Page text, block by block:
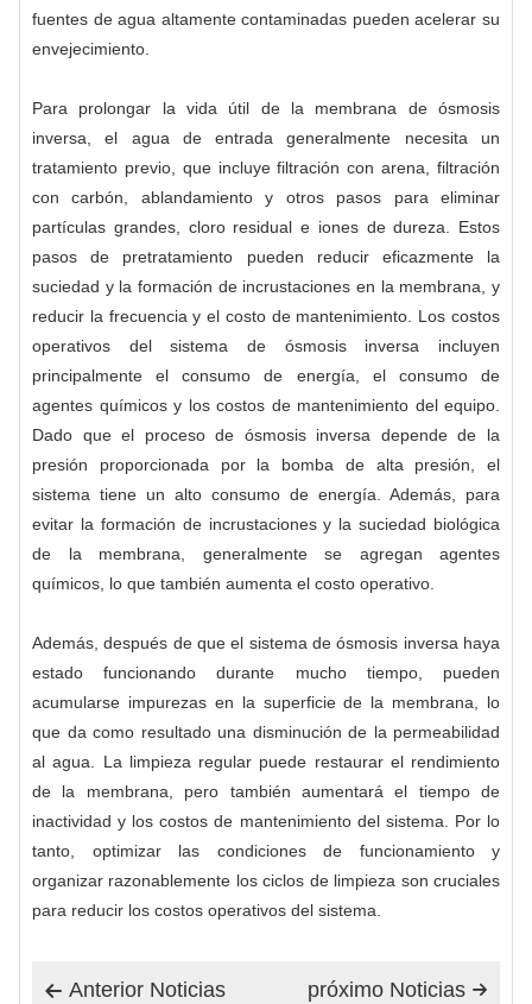
fuentes de agua altamente contaminadas pueden acelerar su
envejecimiento.
Para prolongar la vida útil de la membrana de ósmosis
inversa, el agua de entrada generalmente necesita un
tratamiento previo, que incluye filtración con arena, filtración
con carbón, ablandamiento y otros pasos para eliminar
partículas grandes, cloro residual e iones de dureza. Estos
pasos de pretratamiento pueden reducir eficazmente la
suciedad y la formación de incrustaciones en la membrana, y
reducir la frecuencia y el costo de mantenimiento. Los costos
operativos del sistema de ósmosis inversa incluyen
principalmente el consumo de energía, el consumo de
agentes químicos y los costos de mantenimiento del equipo.
Dado que el proceso de ósmosis inversa depende de la
presión proporcionada por la bomba de alta presión, el
sistema tiene un alto consumo de energía. Además, para
evitar la formación de incrustaciones y la suciedad biológica
de la membrana, generalmente se agregan agentes
químicos, lo que también aumenta el costo operativo.
Además, después de que el sistema de ósmosis inversa haya
estado funcionando durante mucho tiempo, pueden
acumularse impurezas en la superficie de la membrana, lo
que da como resultado una disminución de la permeabilidad
al agua. La limpieza regular puede restaurar el rendimiento
de la membrana, pero también aumentará el tiempo de
inactividad y los costos de mantenimiento del sistema. Por lo
tanto, optimizar las condiciones de funcionamiento y
organizar razonablemente los ciclos de limpieza son cruciales
para reducir los costos operativos del sistema.
 Anterior Noticias 
próximo Noticias